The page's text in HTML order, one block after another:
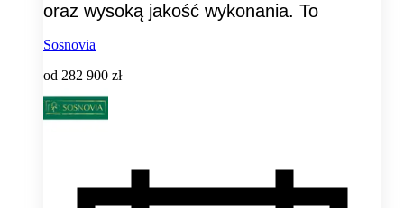
oraz wysoką jakość wykonania. To
Sosnovia
od 282 900 zł